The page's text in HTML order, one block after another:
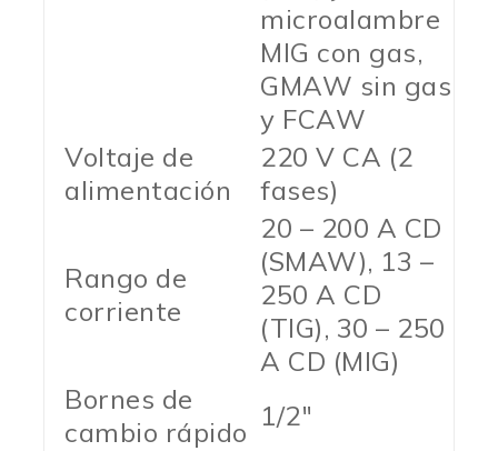
microalambre
MIG con gas,
GMAW sin gas
y FCAW
Voltaje de
alimentación
220 V CA (2
fases)
Rango de
corriente
20 – 200 A CD
(SMAW), 13 –
250 A CD
(TIG), 30 – 250
A CD (MIG)
Bornes de
cambio rápido 1/2″